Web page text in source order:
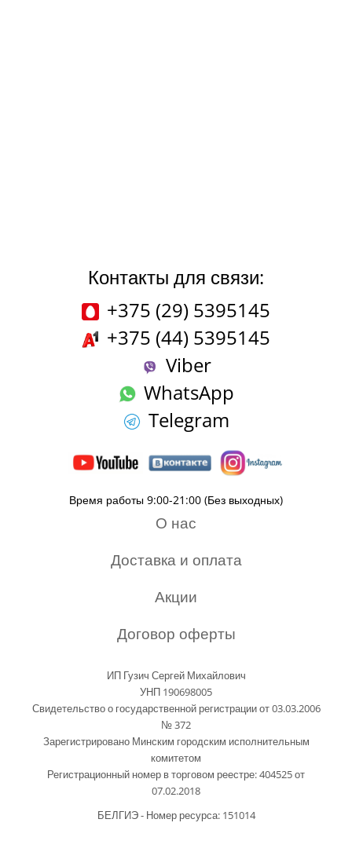
Контакты для связи:
+375 (29) 5395145
+375 (44) 5395145
Viber
WhatsApp
Telegram
Время работы 9:00-21:00 (Без выходных)
О нас
Доставка и оплата
Акции
Договор оферты
ИП Гузич Сергей Михайлович
УНП 190698005
Свидетельство о государственной регистрации от 03.03.2006
№ 372
Зарегистрировано Минским городским исполнительным
комитетом
Регистрационный номер в торговом реестре: 404525 от
07.02.2018
БЕЛГИЭ - Номер ресурса: 151014